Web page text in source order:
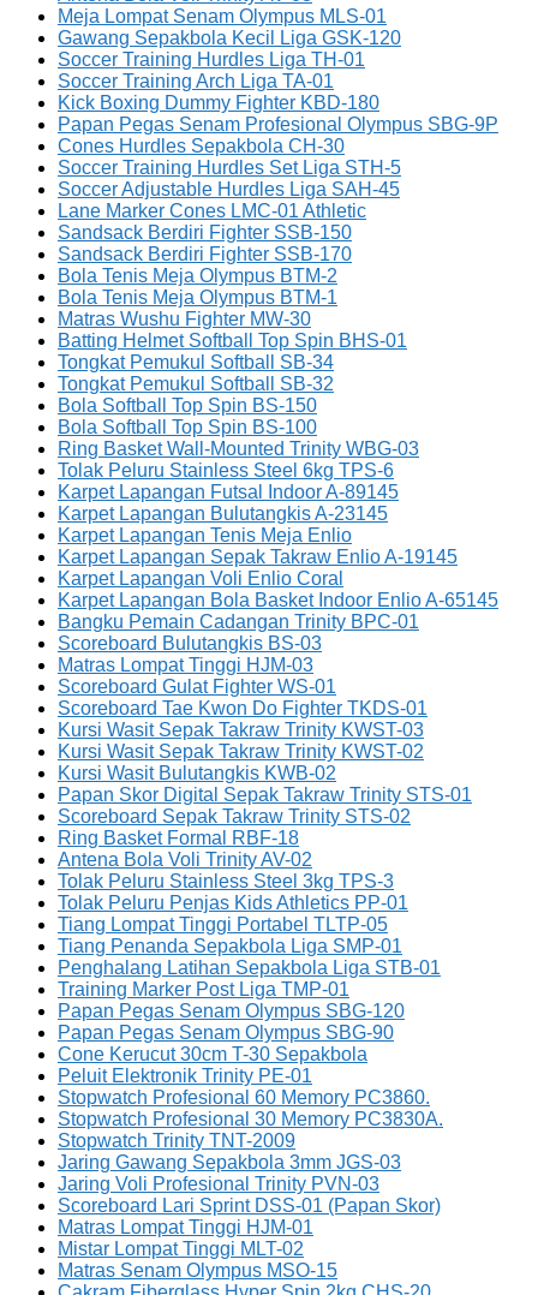
Meja Lompat Senam Olympus MLS-01
Gawang Sepakbola Kecil Liga GSK-120
Soccer Training Hurdles Liga TH-01
Soccer Training Arch Liga TA-01
Kick Boxing Dummy Fighter KBD-180
Papan Pegas Senam Profesional Olympus SBG-9P
Cones Hurdles Sepakbola CH-30
Soccer Training Hurdles Set Liga STH-5
Soccer Adjustable Hurdles Liga SAH-45
Lane Marker Cones LMC-01 Athletic
Sandsack Berdiri Fighter SSB-150
Sandsack Berdiri Fighter SSB-170
Bola Tenis Meja Olympus BTM-2
Bola Tenis Meja Olympus BTM-1
Matras Wushu Fighter MW-30
Batting Helmet Softball Top Spin BHS-01
Tongkat Pemukul Softball SB-34
Tongkat Pemukul Softball SB-32
Bola Softball Top Spin BS-150
Bola Softball Top Spin BS-100
Ring Basket Wall-Mounted Trinity WBG-03
Tolak Peluru Stainless Steel 6kg TPS-6
Karpet Lapangan Futsal Indoor A-89145
Karpet Lapangan Bulutangkis A-23145
Karpet Lapangan Tenis Meja Enlio
Karpet Lapangan Sepak Takraw Enlio A-19145
Karpet Lapangan Voli Enlio Coral
Karpet Lapangan Bola Basket Indoor Enlio A-65145
Bangku Pemain Cadangan Trinity BPC-01
Scoreboard Bulutangkis BS-03
Matras Lompat Tinggi HJM-03
Scoreboard Gulat Fighter WS-01
Scoreboard Tae Kwon Do Fighter TKDS-01
Kursi Wasit Sepak Takraw Trinity KWST-03
Kursi Wasit Sepak Takraw Trinity KWST-02
Kursi Wasit Bulutangkis KWB-02
Papan Skor Digital Sepak Takraw Trinity STS-01
Scoreboard Sepak Takraw Trinity STS-02
Ring Basket Formal RBF-18
Antena Bola Voli Trinity AV-02
Tolak Peluru Stainless Steel 3kg TPS-3
Tolak Peluru Penjas Kids Athletics PP-01
Tiang Lompat Tinggi Portabel TLTP-05
Tiang Penanda Sepakbola Liga SMP-01
Penghalang Latihan Sepakbola Liga STB-01
Training Marker Post Liga TMP-01
Papan Pegas Senam Olympus SBG-120
Papan Pegas Senam Olympus SBG-90
Cone Kerucut 30cm T-30 Sepakbola
Peluit Elektronik Trinity PE-01
Stopwatch Profesional 60 Memory PC3860.
Stopwatch Profesional 30 Memory PC3830A.
Stopwatch Trinity TNT-2009
Jaring Gawang Sepakbola 3mm JGS-03
Jaring Voli Profesional Trinity PVN-03
Scoreboard Lari Sprint DSS-01 (Papan Skor)
Matras Lompat Tinggi HJM-01
Mistar Lompat Tinggi MLT-02
Matras Senam Olympus MSO-15